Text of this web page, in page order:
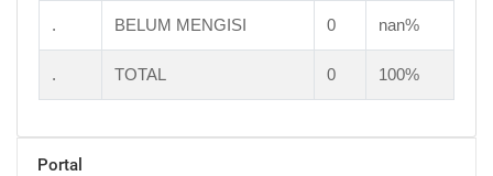
. BELUM MENGISI 0 nan%
. TOTAL 0 100%
Portal